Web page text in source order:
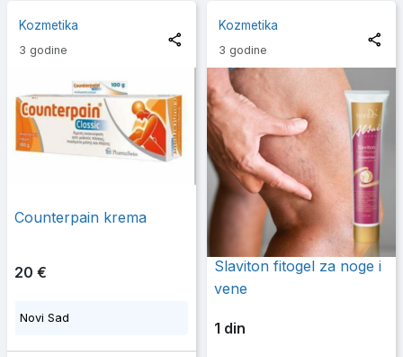
Kozmetika
3 godine
Counterpain krema
20 €
Novi Sad
Kozmetika
3 godine
Slaviton fitogel za noge i
vene
1 din